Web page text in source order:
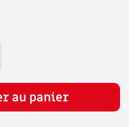
au panier